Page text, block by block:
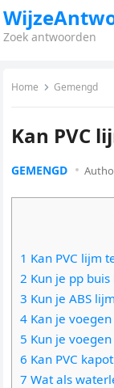
Zoek antwoorden
Home Gemengd
Kan PVC
GEMENGD
1 Kan PVC lijm
2 Kun je pp
3 Kun je ABS
4 Kan je
5 Kun je
6 Kan PVC
7 Wat als